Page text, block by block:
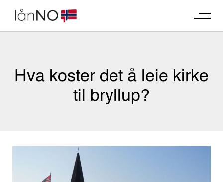
content
Hva koster det å leie kirke
til bryllup?